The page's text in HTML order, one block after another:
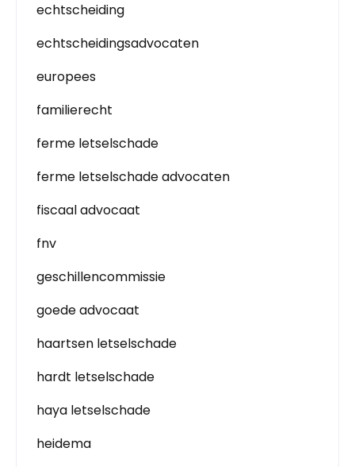
echtscheiding
echtscheidingsadvocaten
europees
familierecht
ferme letselschade
ferme letselschade advocaten
fiscaal advocaat
fnv
geschillencommissie
goede advocaat
haartsen letselschade
hardt letselschade
haya letselschade
heidema